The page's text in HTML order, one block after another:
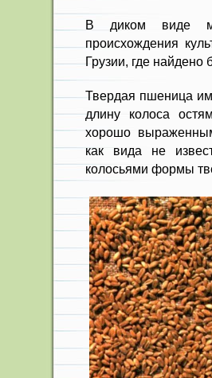
В диком виде
происхождения
Грузии, где
Твердая пшеница
длину колоса
хорошо
как вида не
колосьями формы